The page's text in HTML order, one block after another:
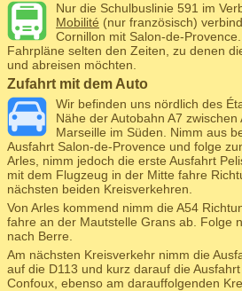
Nur die Schulbuslinie 591 im
Mobilité (nur französisch)
Cornillon mit Salon-de-
Fahrpläne selten den Zeiten, zu denen
und abreisen möchten.
Zufahrt mit dem Auto
Wir befinden uns nördlich des
Nähe der Autobahn A7
Marseille im Süden. Nimm aus
Ausfahrt Salon-de-Provence und folge
Arles, nimm jedoch die erste Ausfahrt
mit dem Flugzeug in der Mitte fahre
nächsten beiden Kreisverkehren.
Von Arles kommend nimm die A54
fahre an der Mautstelle Grans ab. Folge
nach Berre.
Am nächsten Kreisverkehr nimm die
auf die D113 und kurz darauf die
Confoux, ebenso am darauffolgenden